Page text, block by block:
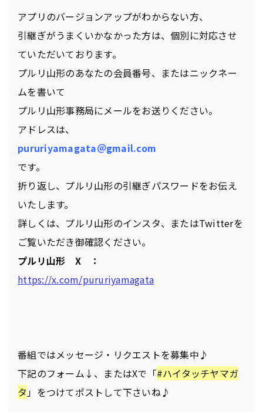
アプリのバージョンアップがわからない方、
引継ぎがうまくいかなかった方は、個別に対応させ
ていただいております。
プルリ山形のあなたの会員番号、またはニックネー
ムを書いて
プルリ山形事務局にメールをお送りください。
アドレスは、
pururiyamagata＠gmail.com
です。
折り返し、プルリ山形の引継ぎパスワードをお伝え
いたします。
詳しくは、プルリ山形のインスタ、またはTwitterを
ご覧いただき御確認ください。
プルリ山形 X ：
https://x.com/pururiyamagata
番組ではメッセージ・リクエストを募集中♪
下記のフォーム↓、またはXで「#ハイタッチヤマガ
タ」をつけてポストして下さいね♪